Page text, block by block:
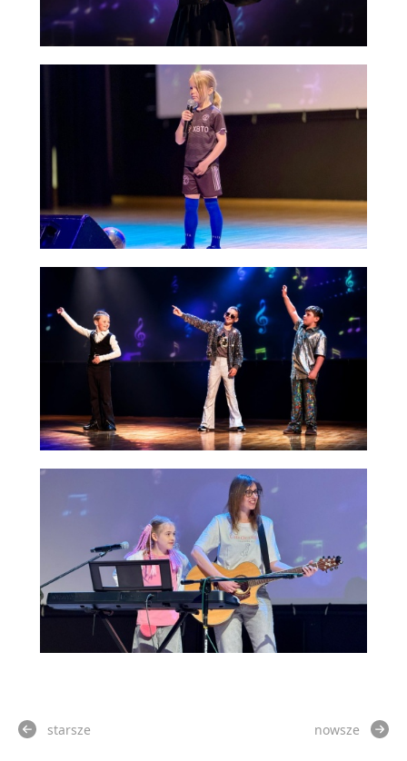
starsze nowsze